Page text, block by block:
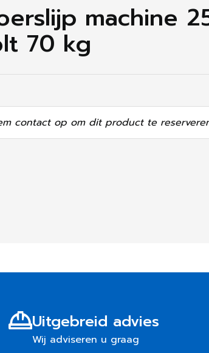
machine
70 kg
contact op om dit product te
Uitgebreid advies
Wij adviseren u graag